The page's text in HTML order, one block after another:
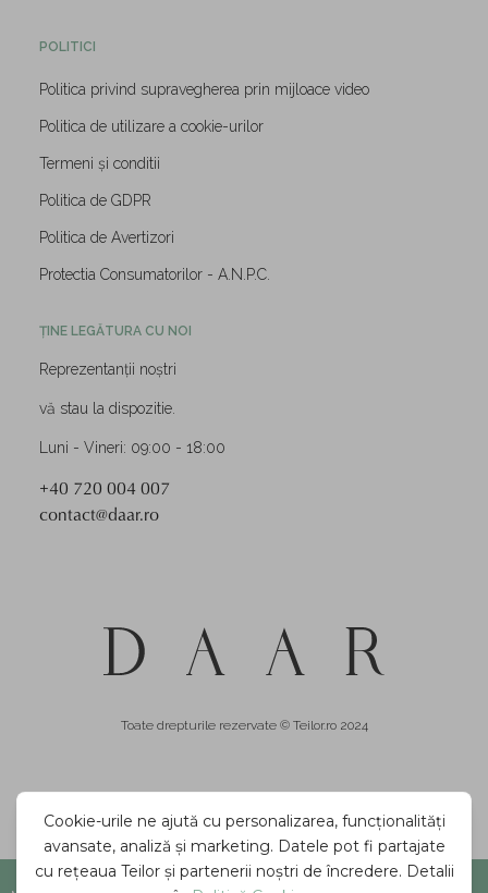
POLITICI
Politica privind supravegherea prin mijloace video
Politica de utilizare a cookie-urilor
Termeni și conditii
Politica de GDPR
Politica de Avertizori
Protectia Consumatorilor - A.N.P.C.
ȚINE LEGĂTURA CU NOI
Reprezentanții noștri
vă stau la dispozitie.
Luni - Vineri: 09:00 - 18:00
+40 720 004 007
contact@daar.ro
Toate drepturile rezervate © Teilor.ro 2024